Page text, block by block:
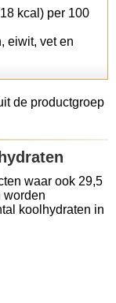
kcal) per 100
eiwit, vet en
de productgroep
waar ook 29,5
worden
koolhydraten in